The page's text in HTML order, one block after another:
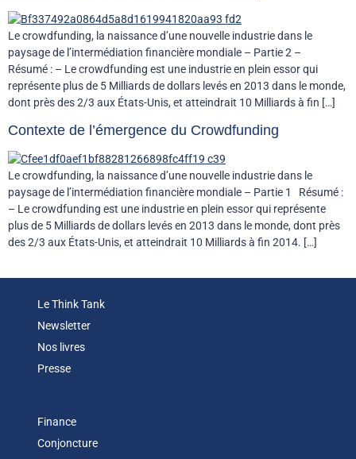
Le crowdfunding, la naissance d’une nouvelle industrie dans le
paysage de l’intermédiation financière mondiale – Partie 2 –
Résumé : – Le crowdfunding est une industrie en plein essor qui
représente plus de 5 Milliards de dollars levés en 2013 dans le monde,
dont près des 2/3 aux États-Unis, et atteindrait 10 Milliards à fin […]
Contexte de l’émergence du Crowdfunding
Le crowdfunding, la naissance d’une nouvelle industrie dans le
paysage de l’intermédiation financière mondiale – Partie 1 Résumé :
– Le crowdfunding est une industrie en plein essor qui représente
plus de 5 Milliards de dollars levés en 2013 dans le monde, dont près
des 2/3 aux États-Unis, et atteindrait 10 Milliards à fin 2014. […]
Le Think Tank
Newsletter
Nos livres
Presse
Finance
Conjoncture